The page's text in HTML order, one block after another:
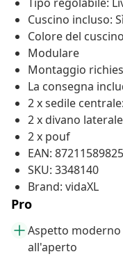
Cuscino incluso: Sì
Colore del
Modulare
Montaggio
La consegna
2 x sedile
2 x divano
2 x pouf
EAN:
SKU: 3348140
Brand: vidaXL
Pro
Aspetto
all'aperto